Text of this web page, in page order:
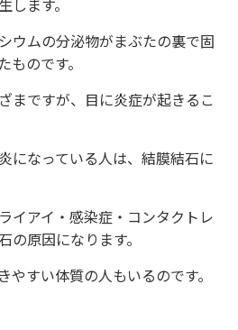
ウムの分泌物がまぶたの裏で固
ものです。
まですが、目に炎症が起きるこ
になっている人は、結膜結石に
イアイ・感染症・コンタクトレ
の原因になります。
やすい体質の人もいるのです。